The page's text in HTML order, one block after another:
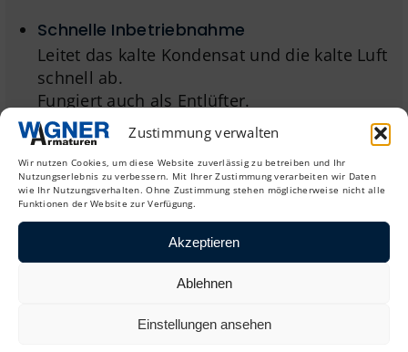
Zustimmung verwalten
Wir nutzen Cookies, um diese Website zuverlässig zu betreiben und Ihr
Nutzungserlebnis zu verbessern. Mit Ihrer Zustimmung verarbeiten wir Daten
wie Ihr Nutzungsverhalten. Ohne Zustimmung stehen möglicherweise nicht alle
Funktionen der Website zur Verfügung.
Akzeptieren
Ablehnen
Einstellungen ansehen
Schnelle Inbetriebnahme
Leitet das kalte Kondensat und die kalte Luft
schnell ab.
Fungiert auch als Entlüfter.
Energieeinsparungen
Die Regelung der Temperatur des
abgeleiteten Kondensats sorgt für deutliche
Energieeinsparungen. Insbesondere wenn
in Anwendungen die fühlbare Wärme des
Kondensats zur Heizung verwendet werden
kann, reduziert der Ableiter den